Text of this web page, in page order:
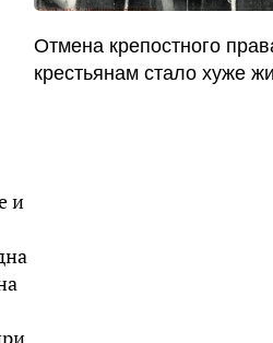
и
Отмена крепостного
крестьянам стало хуже